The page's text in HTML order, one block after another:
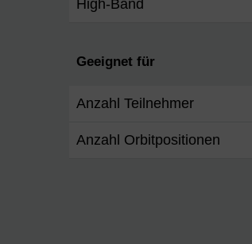
High-Band
Geeignet für
Anzahl Teilnehmer
Anzahl Orbitpositionen